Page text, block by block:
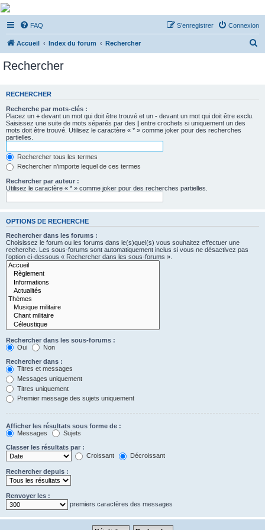
De Musicae Militari -
Forums
Forums de discussions
FAQ Connexion
S’enregistrer
Accueil Index du forum Rechercher
e
Rechercher
RECHERCHER
Recherche par mots-clés :
Placez un + devant un mot qui doit être trouvé et un - devant un mot qui doit être exclu.
Saisissez une suite de mots séparés par des | entre crochets si uniquement un des
mots doit être trouvé. Utilisez le caractère « * » comme joker pour des recherches
partielles.
Rechercher tous les termes
Rechercher n’importe lequel de ces termes
Rechercher par auteur :
Utilisez le caractère « * » comme joker pour des recherches partielles.
OPTIONS DE RECHERCHE
Rechercher dans les forums :
Choisissez le forum ou les forums dans le(s)quel(s) vous souhaitez effectuer une
recherche. Les sous-forums sont automatiquement inclus si vous ne désactivez pas
l’option ci-dessous « Rechercher dans les sous-forums ».
Rechercher dans les sous-forums :
Oui
Non
Rechercher dans :
Titres et messages
Messages uniquement
Titres uniquement
Premier message des sujets uniquement
Afficher les résultats sous forme de :
Messages
Sujets
Classer les résultats par :
Croissant
Décroissant
Rechercher depuis :
Renvoyer les :
premiers caractères des messages